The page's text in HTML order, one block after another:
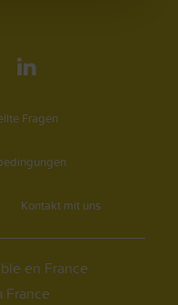
Fragen
Kontakt mit uns
en France